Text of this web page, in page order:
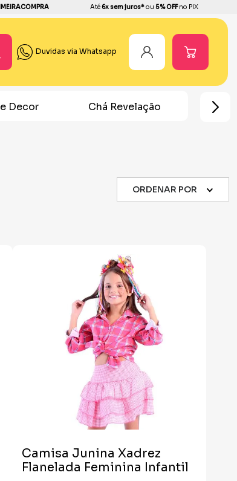
Até6x sem juros*ou 5% OFFno PIX
Duvidas via Whatsapp
Festa Homem Aranha
ORDENAR POR
Camisa Junina Xadrez
Flanelada Feminina Infantil